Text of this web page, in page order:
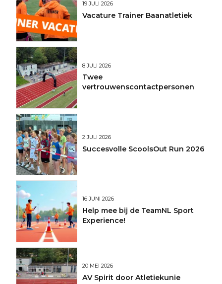
19 JULI 2026
Vacature Trainer Baanatletiek
8 JULI 2026
Twee
vertrouwenscontactpersonen
2 JULI 2026
Succesvolle ScoolsOut Run 2026
16 JUNI 2026
Help mee bij de TeamNL Sport
Experience!
20 MEI 2026
AV Spirit door Atletiekunie